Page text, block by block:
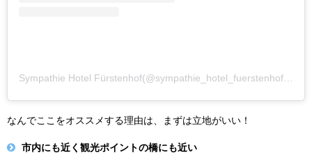
なんでここをオススメする理由は、まずは立地がいい！
市内にも近く観光ポイントの橋にも近い